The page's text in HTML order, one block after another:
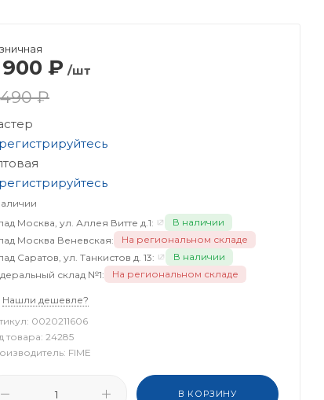
₽ /шт
₽
Москва, ул. Аллея Витте д.1:
В наличии
Москва Веневская:
На региональном складе
Саратов, ул. Танкистов д. 13:
В наличии
склад №1:
На региональном складе
Нашли дешевле?
0020211606
товара: 24285
FIME
В КОРЗИНУ